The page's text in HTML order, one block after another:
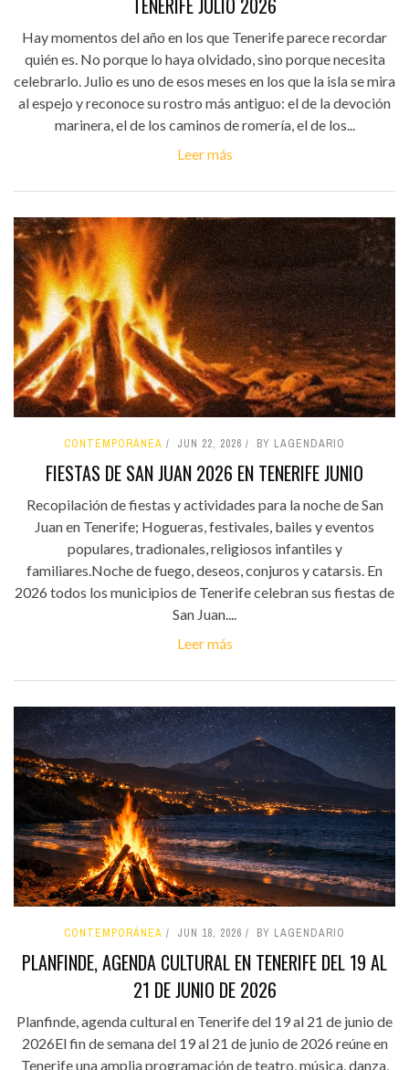
Hay momentos del año en los que Tenerife parece recordar
quién es. No porque lo haya olvidado, sino porque necesita
celebrarlo. Julio es uno de esos meses en los que la isla se mira
al espejo y reconoce su rostro más antiguo: el de la devoción
marinera, el de los caminos de romería, el de los...
Leer más
CONTEMPORÁNEA JUN 22, 2026 BY LAGENDARIO
FIESTAS DE SAN JUAN 2026 EN TENERIFE JUNIO
Recopilación de fiestas y actividades para la noche de San
Juan en Tenerife; Hogueras, festivales, bailes y eventos
populares, tradionales, religiosos infantiles y
familiares.Noche de fuego, deseos, conjuros y catarsis. En
2026 todos los municipios de Tenerife celebran sus fiestas de
San Juan....
Leer más
CONTEMPORÁNEA JUN 18, 2026 BY LAGENDARIO
PLANFINDE, AGENDA CULTURAL EN TENERIFE DEL 19 AL
21 DE JUNIO DE 2026
Planfinde, agenda cultural en Tenerife del 19 al 21 de junio de
2026El fin de semana del 19 al 21 de junio de 2026 reúne en
Tenerife una amplia programación de teatro, música, danza,